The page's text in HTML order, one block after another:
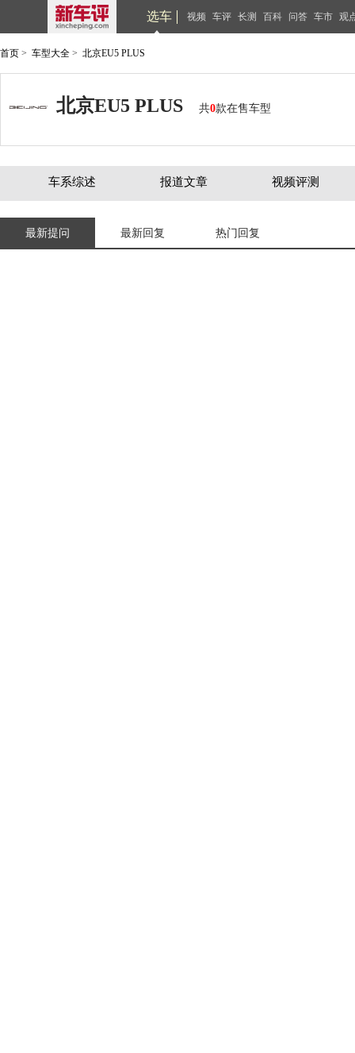
选车 视频 车评 长测 百科 问答 车市 观
首页 > 车型大全 > 北京EU5 PLUS
北京EU5 PLUS 共0款在售车型
车系综述 报道文章 视频评测
最新提问 最新回复 热门回复